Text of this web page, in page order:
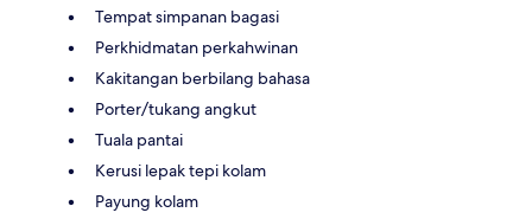
Tempat simpanan bagasi
Perkhidmatan perkahwinan
Kakitangan berbilang bahasa
Porter/tukang angkut
Tuala pantai
Kerusi lepak tepi kolam
Payung kolam